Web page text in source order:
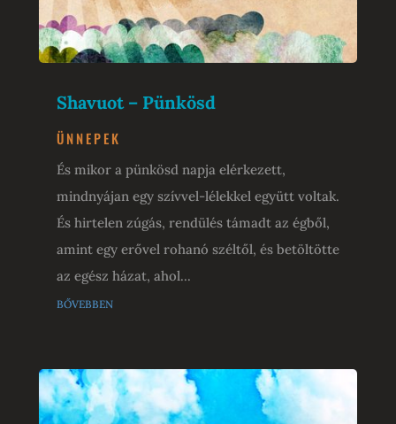
Shavuot – Pünkösd
ÜNNEPEK
És mikor a pünkösd napja elérkezett,
mindnyájan egy szívvel-lélekkel együtt voltak.
És hirtelen zúgás, rendülés támadt az égből,
amint egy erővel rohanó széltől, és betöltötte
az egész házat, ahol...
bővebben